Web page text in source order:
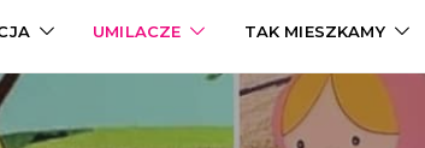
UMILACZE TAK MIESZKAMY